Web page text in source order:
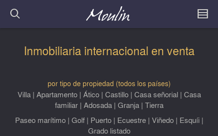
Inmobiliaria internacional en venta
por tipo de propiedad (todos los países)
Villa| Apartamento| Ático| Castillo| Casa señorial| Casa
familiar| Adosada| Granja| Tierra
Paseo marítimo| Golf| Puerto| Ecuestre| Viñedo| Esquíi|
Grado listado